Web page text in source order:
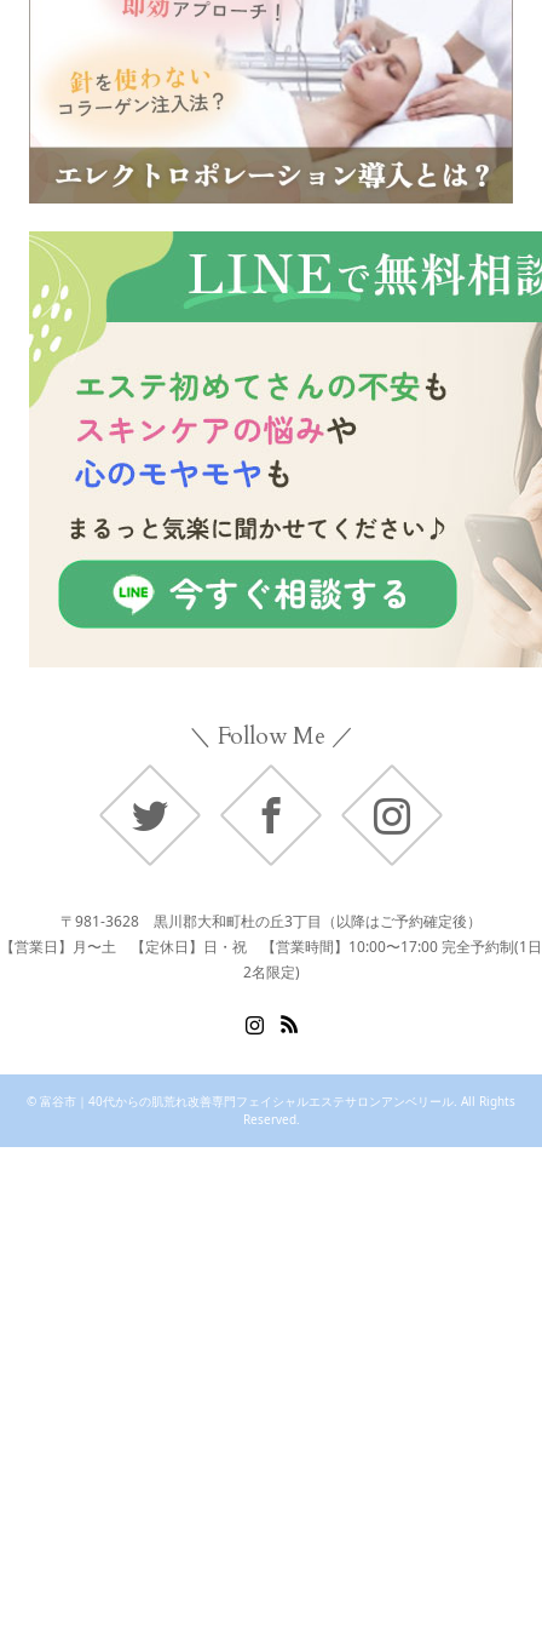
＼ Follow Me ／
Facebook Instagram
〒981-3628 黒川郡大和町杜の丘3丁目（以降はご予約確定後）
【営業日】月〜土 【定休日】日・祝 【営業時間】10:00〜17:00 完全予約制(1日
2名限定)
© 富谷市｜40代からの肌荒れ改善専門フェイシャルエステサロンアンベリール . All Rights
Reserved.